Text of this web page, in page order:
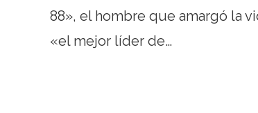
88», el hombre que amargó la
«el mejor líder de…